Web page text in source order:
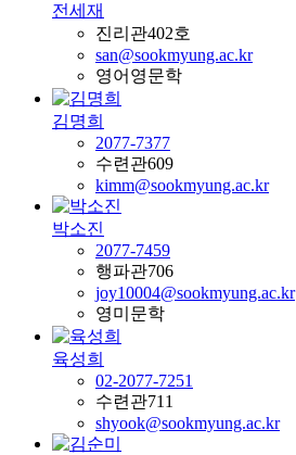
전세재
진리관402호
san@sookmyung.ac.kr
영어영문학
김명희
2077-7377
수련관609
kimm@sookmyung.ac.kr
박소진
2077-7459
행파관706
joy10004@sookmyung.ac.kr
영미문학
육성희
02-2077-7251
수련관711
shyook@sookmyung.ac.kr